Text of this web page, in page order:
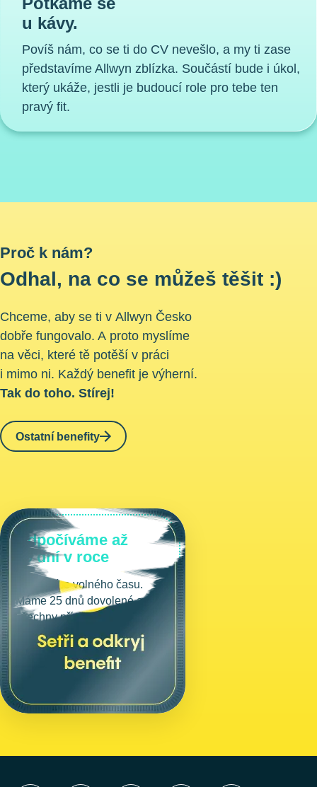
u kávy.
Povíš nám, co se ti do CV nevešlo, a my ti zase
představíme Allwyn zblízka. Součástí bude i úkol,
který ukáže, jestli je budoucí role pro tebe ten
pravý fit.
Proč k nám?
Odhal, na co se můžeš těšit :)
Chceme, aby se ti v Allwyn Česko
dobře fungovalo. A proto myslíme
na věci, které tě potěší v práci
i mimo ni. Každý benefit je výherní.
Tak do toho. Stírej!
Ostatní benefity
Odpočíváme až
39 dní v roce
Užij si více volného času.
Máme 25 dnů dovolené a pro
všechny případy ještě 5 fit
days (které se časem mohou
navýšit až na 10 dní), 1 Allwyn
day, 1 narozeninový den